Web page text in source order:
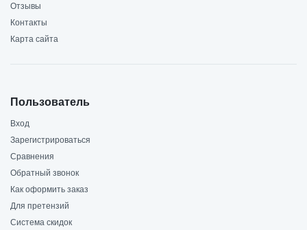
Отзывы
Контакты
Карта сайта
Пользователь
Вход
Зарегистрироваться
Сравнения
Обратный звонок
Как оформить заказ
Для претензий
Система скидок